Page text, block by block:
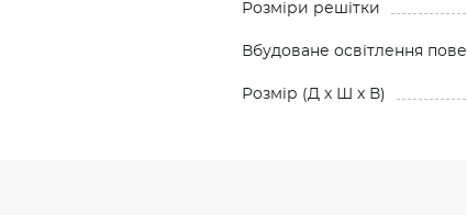
Розміри решітки
Вбудоване освітлення
Розмiр (Д x Ш x В)